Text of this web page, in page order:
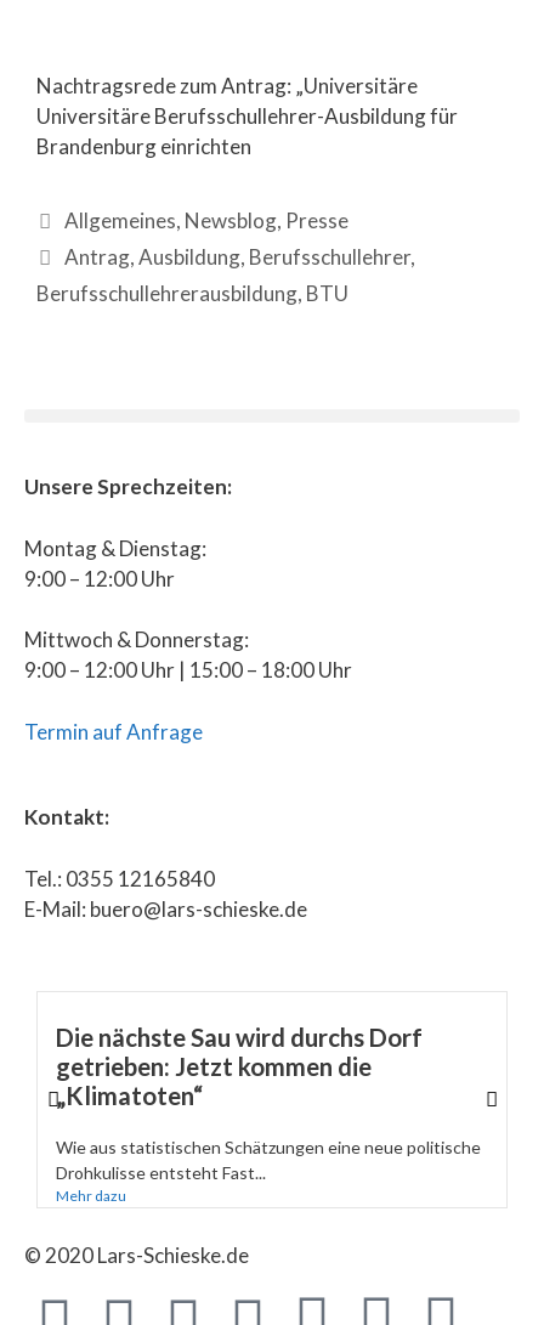
Nachtragsrede zum Antrag: „Universitäre
Universitäre Berufsschullehrer-Ausbildung für
Brandenburg einrichten
Allgemeines, Newsblog, Presse
Antrag,Ausbildung, Berufsschullehrer,
Berufsschullehrerausbildung, BTU
Unsere Sprechzeiten:
Montag & Dienstag:
9:00 – 12:00 Uhr
Mittwoch & Donnerstag:
9:00 – 12:00 Uhr | 15:00 – 18:00 Uhr
Termin auf Anfrage
Kontakt:
Tel.: 0355 12165840
E-Mail: buero@lars-schieske.de
Die nächste Sau wird durchs Dorf
getrieben: Jetzt kommen die
„Klimatoten“
Wie aus statistischen Schätzungen eine neue politische
Drohkulisse entsteht Fast...
Mehr dazu
© 2020 Lars-Schieske.de